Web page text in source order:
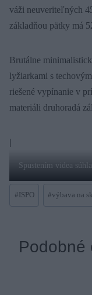
váži neuveriteľných
základňou pätky má
Brutálne
lyžiarkami s
riešené vypínanie v
materiáli druhoradá
|
Spustením videa
#ISPO #výbava na
Podobné